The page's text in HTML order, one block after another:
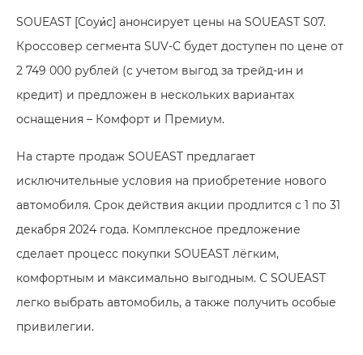
SOUEAST [Соуи́с] анонсирует цены на SOUEAST S07.
Кроссовер сегмента SUV-С будет доступен по цене от
2 749 000 рублей (с учетом выгод за трейд-ин и
кредит) и предложен в нескольких вариантах
оснащения – Комфорт и Премиум.
На старте продаж SOUEAST предлагает
исключительные условия на приобретение нового
автомобиля. Срок действия акции продлится с 1 по 31
декабря 2024 года. Комплексное предложение
сделает процесс покупки SOUEAST лёгким,
комфортным и максимально выгодным. С SOUEAST
легко выбрать автомобиль, а также получить особые
привилегии.